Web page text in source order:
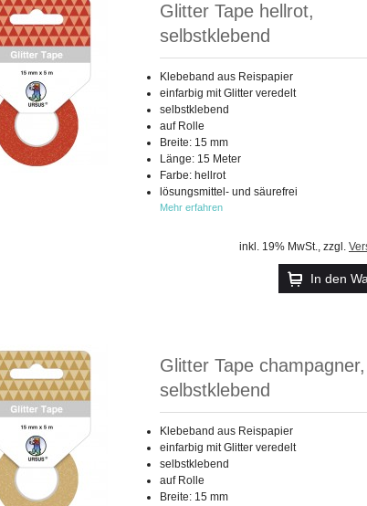
Glitter Tape hellrot,
selbstklebend
Klebeband aus Reispapier
einfarbig mit Glitter veredelt
selbstklebend
auf Rolle
Breite: 15 mm
Länge: 15 Meter
Farbe: hellrot
lösungsmittel- und säurefrei
Mehr erfahren
inkl. 19% MwSt., zzgl.
In den
Glitter Tape champagner,
selbstklebend
Klebeband aus Reispapier
einfarbig mit Glitter veredelt
selbstklebend
auf Rolle
Breite: 15 mm